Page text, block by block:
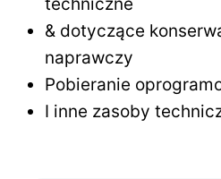
& dotyczące
naprawczy
Pobieranie
I inne zasoby